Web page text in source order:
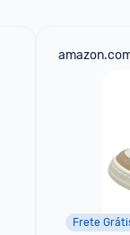
Frete